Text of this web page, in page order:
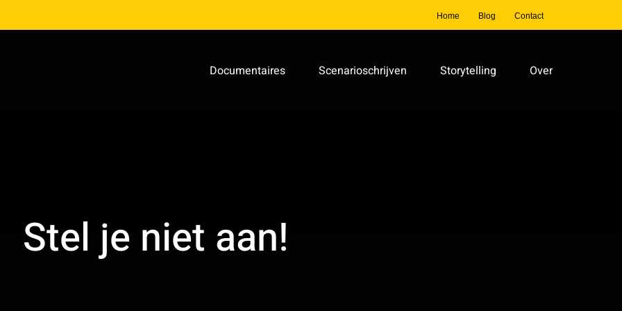
Home Blog Contact
Documentaires Scenarioschrijven Storytelling Over
Stel je niet aan!